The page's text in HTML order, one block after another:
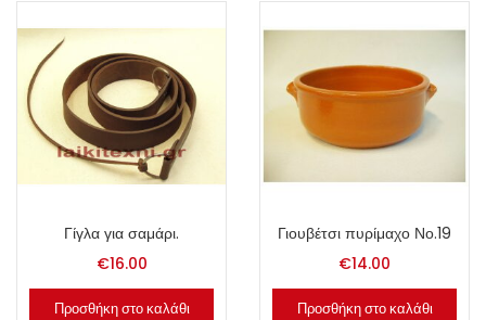
Γίγλα για σαμάρι.
€16.00
Προσθήκη στο καλάθι
Γιουβέτσι πυρίμαχο Νο.19
€14.00
Προσθήκη στο καλάθι